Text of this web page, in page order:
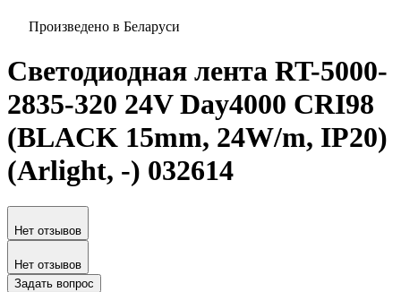
Произведено в Беларуси
Светодиодная лента RT-5000-
2835-320 24V Day4000 CRI98
(BLACK 15mm, 24W/m, IP20)
(Arlight, -) 032614
Нет отзывов
Нет отзывов
Задать вопрос